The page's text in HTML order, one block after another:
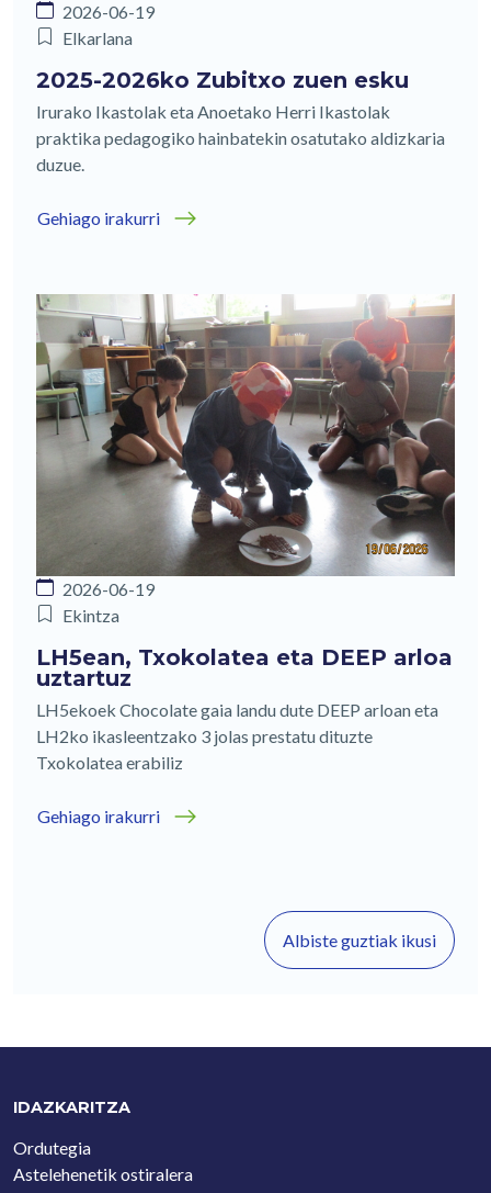
2026-06-19
Elkarlana
2025-2026ko Zubitxo zuen esku
Irurako Ikastolak eta Anoetako Herri Ikastolak
praktika pedagogiko hainbatekin osatutako aldizkaria
duzue.
Gehiago irakurri
2026-06-19
Ekintza
LH5ean, Txokolatea eta DEEP arloa
uztartuz
LH5ekoek Chocolate gaia landu dute DEEP arloan eta
LH2ko ikasleentzako 3 jolas prestatu dituzte
Txokolatea erabiliz
Gehiago irakurri
Albiste guztiak ikusi
IDAZKARITZA
Ordutegia
Astelehenetik ostiralera